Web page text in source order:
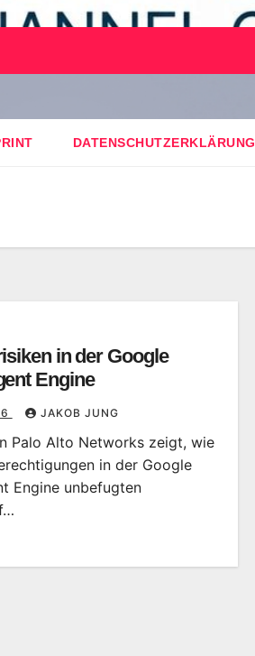
DATENSCHUTZERKLÄRUNG
in der Google
Engine
JAKOB JUNG
Palo Alto Networks zeigt, wie
in der Google
Engine unbefugten